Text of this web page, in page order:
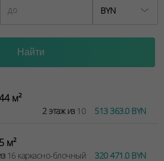
BYN
м²
2 этаж из10 513 363.0 BYN
м²
16 каркасно-блочный 320 471.0 BYN